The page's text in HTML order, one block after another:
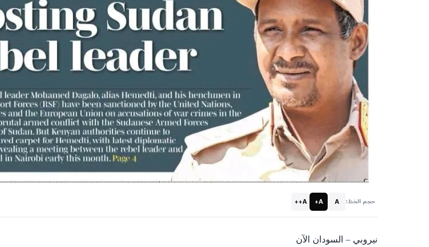
حجم الخط: A
A+
A++
نيروبي – السودان الآن